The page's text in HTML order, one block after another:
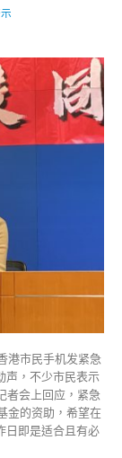
港市民手机发紧急
声，不少市民表示
者会上回应，紧急
金的资助，希望在
日即是适合且有必